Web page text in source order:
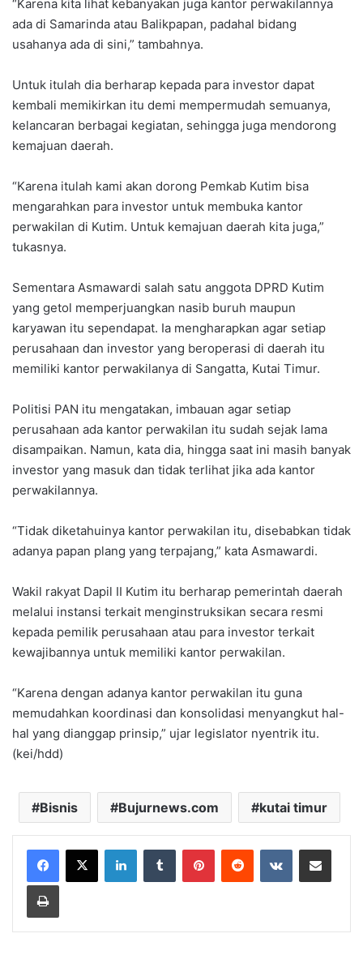
“Karena kita lihat kebanyakan juga kantor perwakilannya
ada di Samarinda atau Balikpapan, padahal bidang
usahanya ada di sini,” tambahnya.
Untuk itulah dia berharap kepada para investor dapat
kembali memikirkan itu demi mempermudah semuanya,
kelancaran berbagai kegiatan, sehingga juga mendorong
kemajuan daerah.
“Karena itulah kami akan dorong Pemkab Kutim bisa
mengarahkan para investor untuk membuka kantor
perwakilan di Kutim. Untuk kemajuan daerah kita juga,”
tukasnya.
Sementara Asmawardi salah satu anggota DPRD Kutim
yang getol memperjuangkan nasib buruh maupun
karyawan itu sependapat. Ia mengharapkan agar setiap
perusahaan dan investor yang beroperasi di daerah itu
memiliki kantor perwakilanya di Sangatta, Kutai Timur.
Politisi PAN itu mengatakan, imbauan agar setiap
perusahaan ada kantor perwakilan itu sudah sejak lama
disampaikan. Namun, kata dia, hingga saat ini masih banyak
investor yang masuk dan tidak terlihat jika ada kantor
perwakilannya.
“Tidak diketahuinya kantor perwakilan itu, disebabkan tidak
adanya papan plang yang terpajang,” kata Asmawardi.
Wakil rakyat Dapil II Kutim itu berharap pemerintah daerah
melalui instansi terkait menginstruksikan secara resmi
kepada pemilik perusahaan atau para investor terkait
kewajibannya untuk memiliki kantor perwakilan.
“Karena dengan adanya kantor perwakilan itu guna
memudahkan koordinasi dan konsolidasi menyangkut hal-
hal yang dianggap prinsip,” ujar legislator nyentrik itu.
(kei/hdd)
Bisnis Bujurnews.com kutai timur
LinkedInTumblr PinterestReddit VKontakteShare via Email
Print